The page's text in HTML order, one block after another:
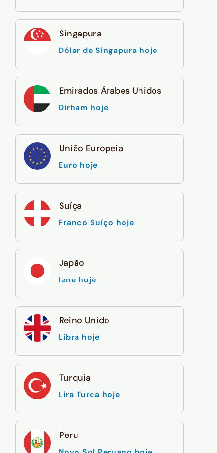
Singapura
Dólar de Singapura hoje
Emirados Árabes Unidos
Dirham hoje
União Europeia
Euro hoje
Suíça
Franco Suíço hoje
Japão
Iene hoje
Reino Unido
Libra hoje
Turquia
Lira Turca hoje
Peru